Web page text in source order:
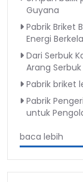
Guyana
Pabrik Briket
Energi
Dari Serbuk
Arang Serbuk
Pabrik briket
Pabrik
untuk
baca lebih